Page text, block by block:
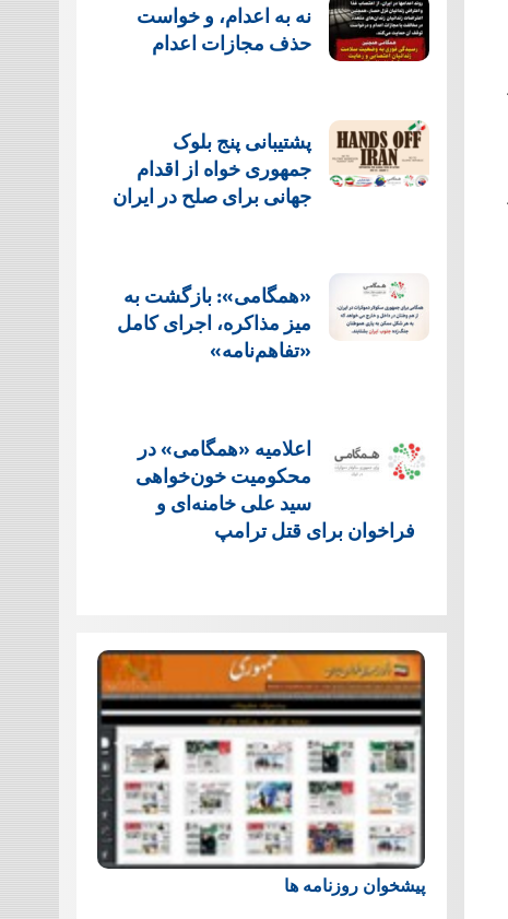
نه به اعدام، و خواست
حذف مجازات اعدام
پشتيبانی پنج بلوک
جمهوری خواه از اقدام
جهانی برای صلح در ایران
«همگامی»: بازگشت به
میز مذاکره، اجرای کامل
«تفاهم‌نامه»
اعلامیه «همگامی» در
محکومیت خون‌خواهی
سید علی خامنه‌ای و
فراخوان برای قتل ترامپ
پیشخوان روزنامه ها